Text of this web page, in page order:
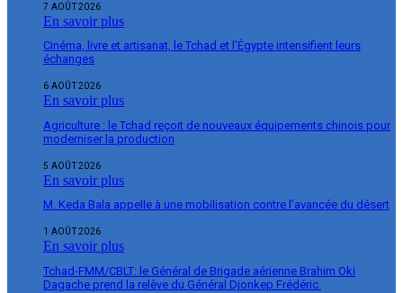
7 AOÛT 2026
En savoir plus
Cinéma, livre et artisanat, le Tchad et l’Égypte intensifient leurs
échanges
6 AOÛT 2026
En savoir plus
Agriculture : le Tchad reçoit de nouveaux équipements chinois pour
moderniser la production
5 AOÛT 2026
En savoir plus
M. Keda Bala appelle à une mobilisation contre l’avancée du désert
1 AOÛT 2026
En savoir plus
Tchad-FMM/CBLT: le Général de Brigade aérienne Brahim Oki
Dagache prend la relève du Général Djonkep Frédéric.